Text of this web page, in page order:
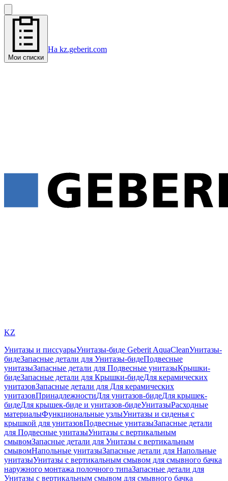
Мои списки
На kz.geberit.com
KZ
Унитазы и писсуарыУнитазы-биде Geberit AquaCleanУнитазы-
бидеЗапасные детали для Унитазы-бидеПодвесные
унитазыЗапасные детали для Подвесные унитазыКрышки-
бидеЗапасные детали для Крышки-бидеДля керамических
унитазовЗапасные детали для Для керамических
унитазовПринадлежностиДля унитазов-бидеДля крышек-
бидеДля крышек-биде и унитазов-бидеУнитазыРасходные
материалыФункциональные узлыУнитазы и сиденья с
крышкой для унитазовПодвесные унитазыЗапасные детали
для Подвесные унитазыУнитазы с вертикальным
смывомЗапасные детали для Унитазы с вертикальным
смывомНапольные унитазыЗапасные детали для Напольные
унитазыУнитазы с вертикальным смывом для смывного бачка
наружного монтажа полочного типаЗапасные детали для
Унитазы с вертикальным смывом для смывного бачка